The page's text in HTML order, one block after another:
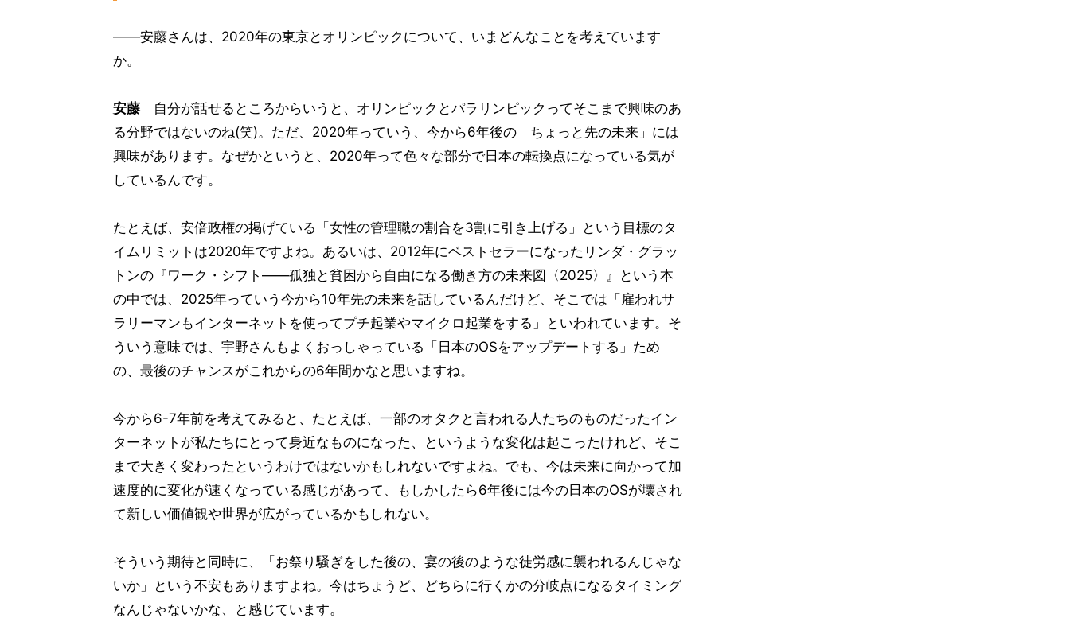
――安藤さんは、2020年の東京とオリンピックについて、いまどんなことを考えています
か。
安藤 自分が話せるところからいうと、オリンピックとパラリンピックってそこまで興味のあ
る分野ではないのね(笑)。ただ、2020年っていう、今から6年後の「ちょっと先の未来」には
興味があります。なぜかというと、2020年って色々な部分で日本の転換点になっている気が
しているんです。
たとえば、安倍政権の掲げている「女性の管理職の割合を3割に引き上げる」という目標のタ
イムリミットは2020年ですよね。あるいは、2012年にベストセラーになったリンダ・グラッ
トンの『ワーク・シフト――孤独と貧困から自由になる働き方の未来図〈2025〉』という本
の中では、2025年っていう今から10年先の未来を話しているんだけど、そこでは「雇われサ
ラリーマンもインターネットを使ってプチ起業やマイクロ起業をする」といわれています。そ
ういう意味では、宇野さんもよくおっしゃっている「日本のOSをアップデートする」ため
の、最後のチャンスがこれからの6年間かなと思いますね。
今から6-7年前を考えてみると、たとえば、一部のオタクと言われる人たちのものだったイン
ターネットが私たちにとって身近なものになった、というような変化は起こったけれど、そこ
まで大きく変わったというわけではないかもしれないですよね。でも、今は未来に向かって加
速度的に変化が速くなっている感じがあって、もしかしたら6年後には今の日本のOSが壊され
て新しい価値観や世界が広がっているかもしれない。
そういう期待と同時に、「お祭り騒ぎをした後の、宴の後のような徒労感に襲われるんじゃな
いか」という不安もありますよね。今はちょうど、どちらに行くかの分岐点になるタイミング
なんじゃないかな、と感じています。